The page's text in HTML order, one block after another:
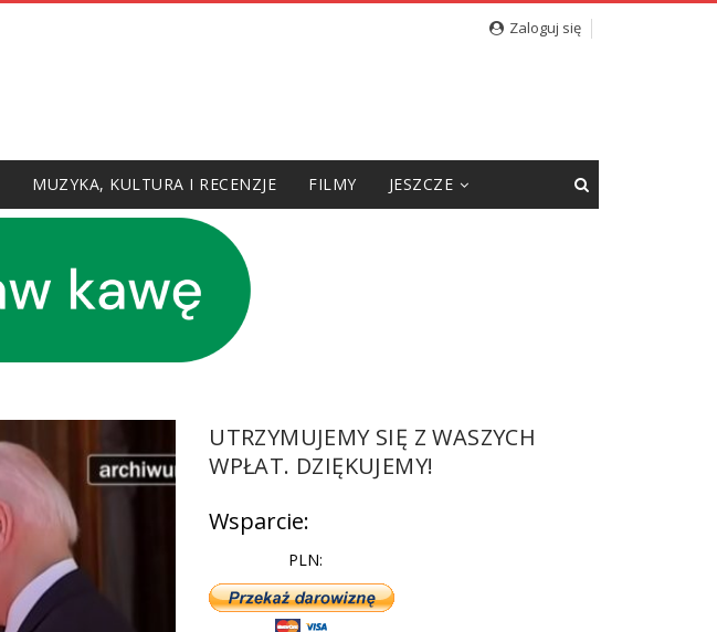
Zaloguj się
MUZYKA, KULTURA I RECENZJE FILMY JESZCZE
UTRZYMUJEMY SIĘ Z WASZYCH
WPŁAT. DZIĘKUJEMY!
Wsparcie:
PLN: